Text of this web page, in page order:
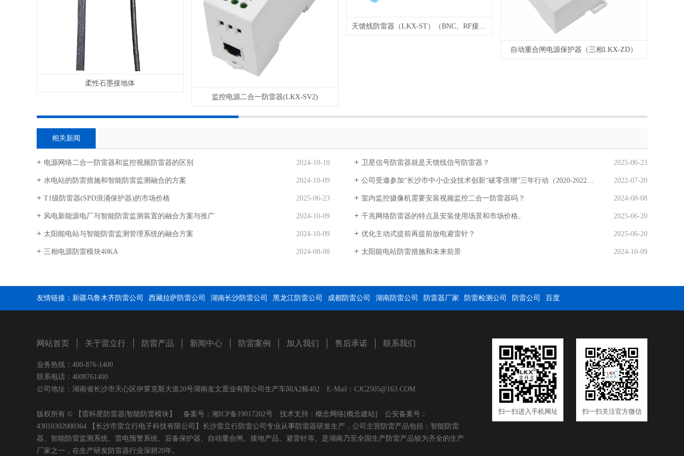
柔性石墨接地体
监控电源二合一防雷器(LKX-SV2)
天馈线防雷器（LKX-ST）（BNC、RF接口、L9接口、（N(L16)、SMA接口、英制F接口等）
自动重合闸电源保护器（三相LKX-ZD）
相关新闻
电源网络二合一防雷器和监控视频防雷器的区别 2024-10-10 卫星信号防雷器就是天馈线信号防雷器？ 2025-06-23
水电站的防雷措施和智能防雷监测融合的方案 2024-10-09 公司受邀参加“长沙市中小企业技术创新“破零倍增”三年行动（2020-2022）启动仪式暨创新方法沙龙活动” 2022-07-20
T1级防雷器(SPD浪涌保护器)的市场价格 2025-06-23 室内监控摄像机需要安装视频监控二合一防雷器吗？ 2024-08-08
风电新能源电厂与智能防雷监测装置的融合方案与推广 2024-10-09 千兆网络防雷器的特点及安装使用场景和市场价格。 2025-06-20
太阳能电站与智能防雷监测管理系统的融合方案 2024-10-09 优化主动式提前再提前放电避雷针？ 2025-06-20
三相电源防雷模块40KA 2024-08-08 太阳能电站防雷措施和未来前景 2024-10-09
友情链接： 新疆乌鲁木齐防雷公司 西藏拉萨防雷公司 湖南长沙防雷公司 黑龙江防雷公司 成都防雷公司 湖南防雷公司 防雷器厂家 防雷检测公司 防雷公司 百度
网站首页 关于雷立行 防雷产品 新闻中心 防雷案例 加入我们 售后承诺 联系我们
业务热线：400-876-1400
联系电话：4008761400
公司地址：湖南省长沙市天心区伊莱克斯大道20号湖南友文置业有限公司生产车间A2栋402 E-Mail：CJC2505@163.COM
版权所有 © 【雷科星防雷器|智能防雷模块】 备案号： 湘ICP备19017202号 技术支持： 概念网络[概念建站] 公安备案号：
43010302000364 【长沙市雷立行电子科技有限公司】长沙雷立行防雷公司专业从事防雷器研发生产，公司主营防雷产品包括：智能防雷
器、智能防雷监测系统、雷电预警系统、后备保护器、自动重合闸、接地产品、避雷针等。是湖南乃至全国生产防雷产品较为齐全的生产
厂家之一，在生产研发防雷器行业深耕20年。
扫一扫进入手机网址 扫一扫关注官方微信